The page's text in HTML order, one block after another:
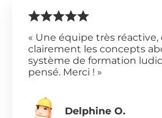
« Une équipe très
clairement les concepts
système de formation
pensé. Merci ! »
Delphine O.